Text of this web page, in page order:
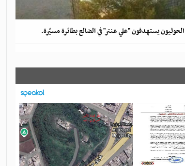
الحوثيون يستهدفون "علي عنتر" في الضالع بطائرة مسيّرة.